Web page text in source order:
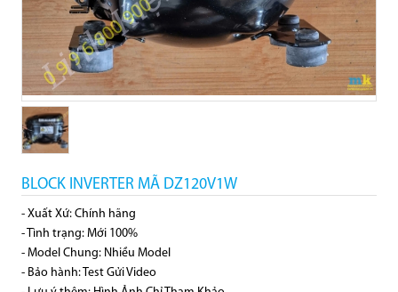
BLOCK INVERTER MÃ DZ120V1W
- Xuất Xứ: Chính hãng
- Tình trạng: Mới 100%
- Model Chung: Nhiều Model
- Bảo hành: Test Gửi Video